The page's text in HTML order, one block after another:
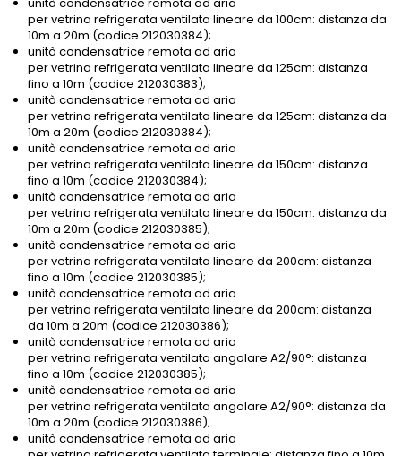
unità condensatrice remota ad aria
per vetrina refrigerata ventilata lineare da 100cm: distanza da
10m a 20m (codice 212030384);
unità condensatrice remota ad aria
per vetrina refrigerata ventilata lineare da 125cm: distanza
fino a 10m (codice 212030383);
unità condensatrice remota ad aria
per vetrina refrigerata ventilata lineare da 125cm: distanza da
10m a 20m (codice 212030384);
unità condensatrice remota ad aria
per vetrina refrigerata ventilata lineare da 150cm: distanza
fino a 10m (codice 212030384);
unità condensatrice remota ad aria
per vetrina refrigerata ventilata lineare da 150cm: distanza da
10m a 20m (codice 212030385);
unità condensatrice remota ad aria
per vetrina refrigerata ventilata lineare da 200cm: distanza
fino a 10m (codice 212030385);
unità condensatrice remota ad aria
per vetrina refrigerata ventilata lineare da 200cm: distanza
da 10m a 20m (codice 212030386);
unità condensatrice remota ad aria
per vetrina refrigerata ventilata angolare A2/90°: distanza
fino a 10m (codice 212030385);
unità condensatrice remota ad aria
per vetrina refrigerata ventilata angolare A2/90°: distanza da
10m a 20m (codice 212030386);
unità condensatrice remota ad aria